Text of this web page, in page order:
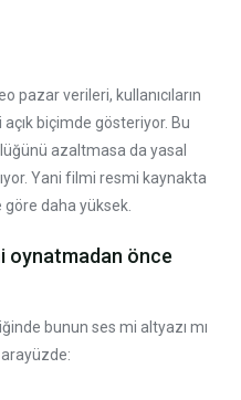
pazar verileri, kullanıcıların
biçimde gösteriyor. Bu
azaltmasa da yasal
Yani filmi resmi kaynakta
daha yüksek.
oynatmadan önce
bunun ses mi altyazı mı
arayüzde: